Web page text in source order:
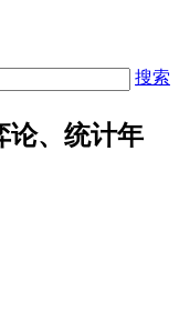
搜索
论、统计年